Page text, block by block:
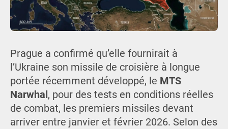
Prague a confirmé qu’elle fournirait à
l’Ukraine son missile de croisière à longue
portée récemment développé, le MTS
Narwhal , pour des tests en conditions réelles
de combat, les premiers missiles devant
arriver entre janvier et février 2026. Selon des